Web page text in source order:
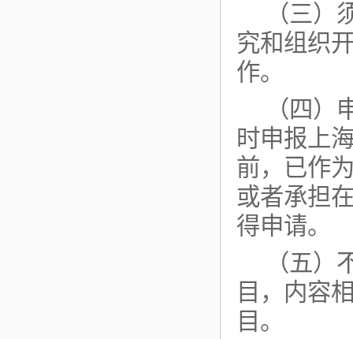
（三
究和组织
作。
（四
时申报上
前，已作
或者承担
得申请。
（五
目，内容
目。